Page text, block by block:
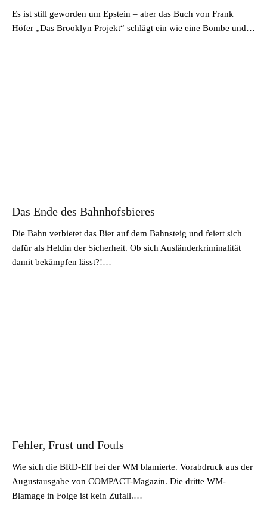
Es ist still geworden um Epstein – aber das Buch von Frank
Höfer „Das Brooklyn Projekt“ schlägt ein wie eine Bombe und…
Das Ende des Bahnhofsbieres
Die Bahn verbietet das Bier auf dem Bahnsteig und feiert sich
dafür als Heldin der Sicherheit. Ob sich Ausländerkriminalität
damit bekämpfen lässt?!…
Fehler, Frust und Fouls
Wie sich die BRD-Elf bei der WM blamierte. Vorabdruck aus der
Augustausgabe von COMPACT-Magazin. Die dritte WM-
Blamage in Folge ist kein Zufall.…